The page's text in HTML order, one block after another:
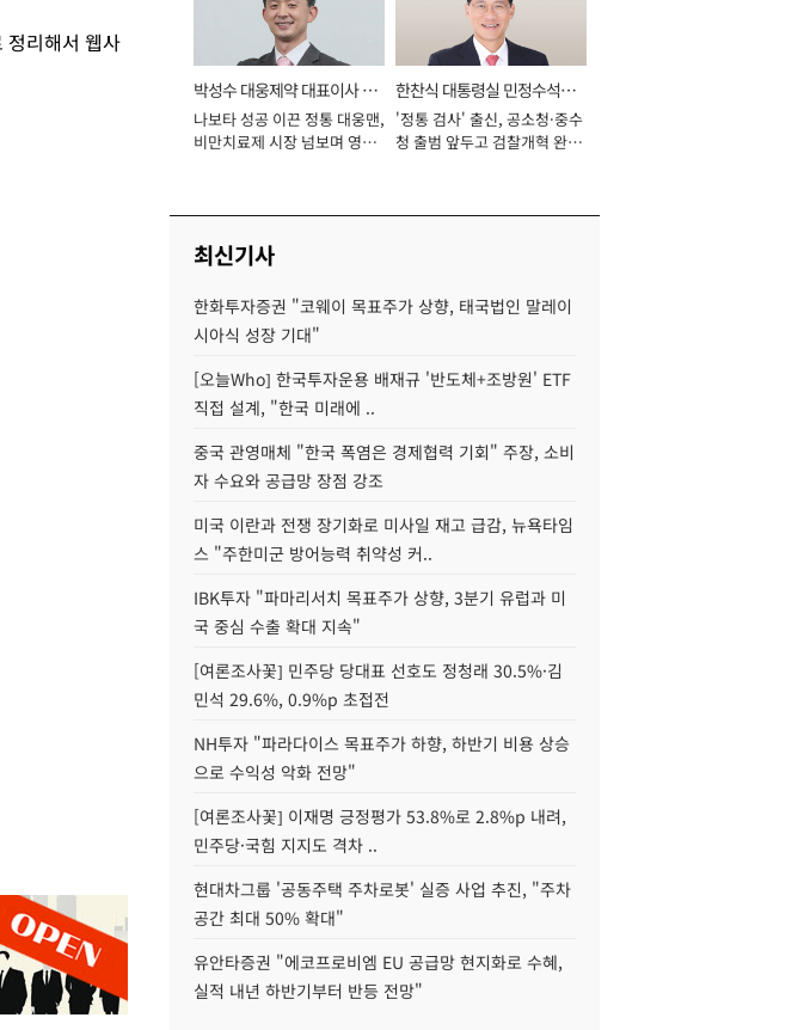
정리해서 웹사
박성수 대웅제약 대표이사 사
장
나보타 성공 이끈 정통 대웅맨,
비만치료제 시장 넘보며 영업
한찬식 대통령실 민정수석비
서관
'정통 검사' 출신, 공소청·중수
청 출범 앞두고 검찰개혁 완수
최신기사
한화투자증권 "코웨이 목표주가 상향, 태국법인 말레이
시아식 성장 기대"
[오늘Who] 한국투자운용 배재규 '반도체+조방원' ETF
직접 설계, "한국 미래에 ..
중국 관영매체 "한국 폭염은 경제협력 기회" 주장, 소비
자 수요와 공급망 장점 강조
미국 이란과 전쟁 장기화로 미사일 재고 급감, 뉴욕타임
스 "주한미군 방어능력 취약성 커..
IBK투자 "파마리서치 목표주가 상향, 3분기 유럽과 미
국 중심 수출 확대 지속"
[여론조사꽃] 민주당 당대표 선호도 정청래 30.5%·김
민석 29.6%, 0.9%p 초접전
NH투자 "파라다이스 목표주가 하향, 하반기 비용 상승
으로 수익성 악화 전망"
[여론조사꽃] 이재명 긍정평가 53.8%로 2.8%p 내려,
민주당·국힘 지지도 격차 ..
현대차그룹 '공동주택 주차로봇' 실증 사업 추진, "주차
공간 최대 50% 확대"
유안타증권 "에코프로비엠 EU 공급망 현지화로 수혜,
실적 내년 하반기부터 반등 전망"